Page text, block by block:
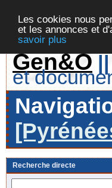
Les cookies nous
et les annonces et
savoir plus
Gen&O ||
et
Recherche directe